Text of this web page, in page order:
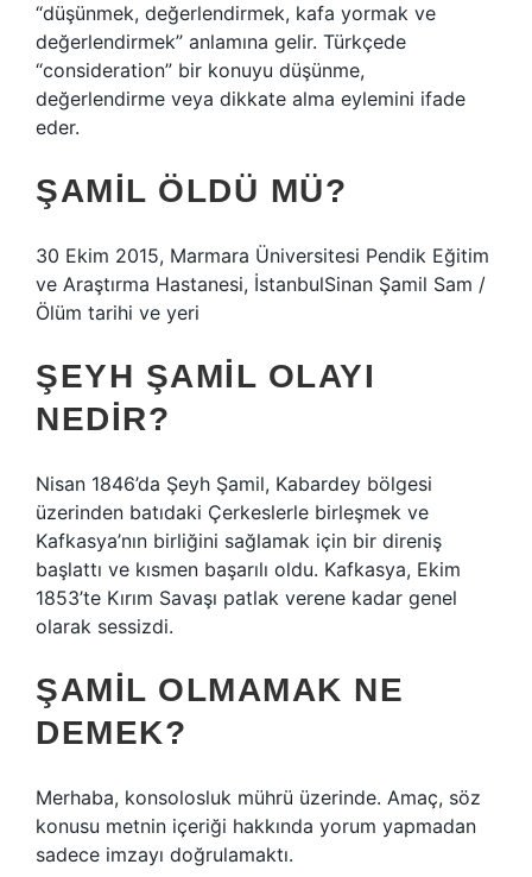
“düşünmek, değerlendirmek, kafa yormak ve
değerlendirmek” anlamına gelir. Türkçede
“consideration” bir konuyu düşünme,
değerlendirme veya dikkate alma eylemini ifade
eder.
ŞAMIL ÖLDÜ MÜ?
30 Ekim 2015, Marmara Üniversitesi Pendik Eğitim
ve Araştırma Hastanesi, İstanbulSinan Şamil Sam /
Ölüm tarihi ve yeri
ŞEYH ŞAMIL OLAYI
NEDIR?
Nisan 1846’da Şeyh Şamil, Kabardey bölgesi
üzerinden batıdaki Çerkeslerle birleşmek ve
Kafkasya’nın birliğini sağlamak için bir direniş
başlattı ve kısmen başarılı oldu. Kafkasya, Ekim
1853’te Kırım Savaşı patlak verene kadar genel
olarak sessizdi.
ŞAMIL OLMAMAK NE
DEMEK?
Merhaba, konsolosluk mührü üzerinde. Amaç, söz
konusu metnin içeriği hakkında yorum yapmadan
sadece imzayı doğrulamaktı.